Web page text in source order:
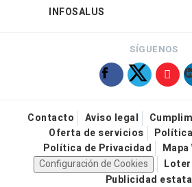
INFOSALUS
SÍGUENOS
Contacto Aviso legal
Oferta de servicios
Política de Privacidad
Mapa
Configuración de Cookies
Publicidad